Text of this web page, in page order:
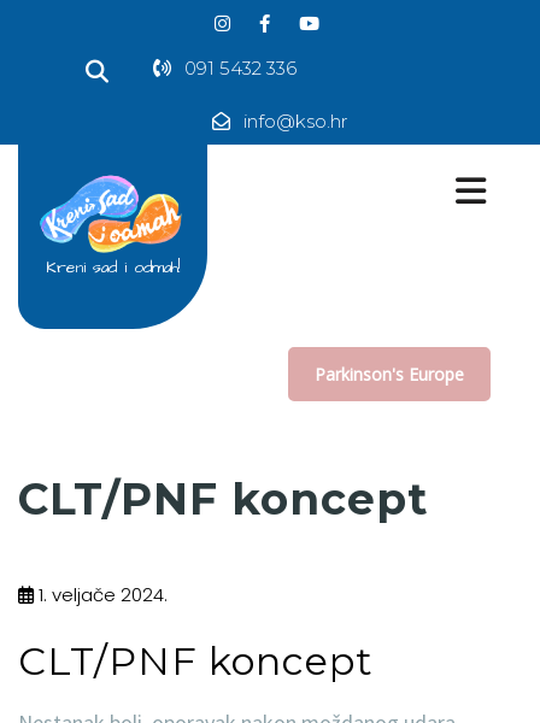
091 5432 336
info@kso.hr
Kreni sad i odmah!
Parkinson's Europe
CLT/PNF koncept
1. veljače 2024.
CLT/PNF koncept